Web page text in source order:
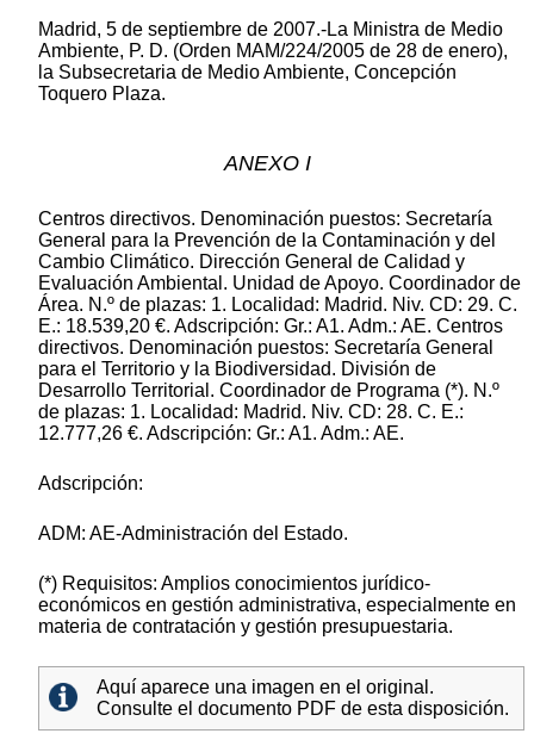
Madrid, 5 de septiembre de 2007.-La Ministra de Medio
Ambiente, P. D. (Orden MAM/224/2005 de 28 de enero),
la Subsecretaria de Medio Ambiente, Concepción
Toquero Plaza.
ANEXO I
Centros directivos. Denominación puestos: Secretaría
General para la Prevención de la Contaminación y del
Cambio Climático. Dirección General de Calidad y
Evaluación Ambiental. Unidad de Apoyo. Coordinador de
Área. N.º de plazas: 1. Localidad: Madrid. Niv. CD: 29. C.
E.: 18.539,20 €. Adscripción: Gr.: A1. Adm.: AE. Centros
directivos. Denominación puestos: Secretaría General
para el Territorio y la Biodiversidad. División de
Desarrollo Territorial. Coordinador de Programa (*). N.º
de plazas: 1. Localidad: Madrid. Niv. CD: 28. C. E.:
12.777,26 €. Adscripción: Gr.: A1. Adm.: AE.
Adscripción:
ADM: AE-Administración del Estado.
(*) Requisitos: Amplios conocimientos jurídico-
económicos en gestión administrativa, especialmente en
materia de contratación y gestión presupuestaria.
Aquí aparece una imagen en el original.
Consulte el documento PDF de esta disposición.